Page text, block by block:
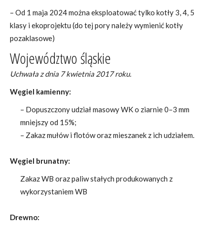
– Od 1 maja 2024 można eksploatować tylko kotły 3, 4, 5
klasy i ekoprojektu (do tej pory należy wymienić kotły
pozaklasowe)
Województwo śląskie
Uchwała z dnia 7 kwietnia 2017 roku.
Węgiel kamienny:
– Dopuszczony udział masowy WK o ziarnie 0–3 mm
mniejszy od 15%;
– Zakaz mułów i flotów oraz mieszanek z ich udziałem.
Węgiel brunatny:
Zakaz WB oraz paliw stałych produkowanych z
wykorzystaniem WB
Drewno: